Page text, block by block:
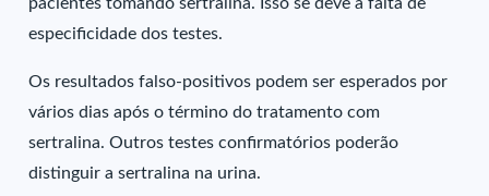
especificidade dos testes.
Os resultados falso-positivos podem ser esperados por
vários dias após o término do tratamento com
sertralina. Outros testes confirmatórios poderão
distinguir a sertralina na urina.